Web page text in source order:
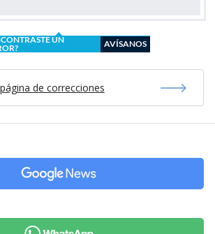
UN
AVÍSANOS
de correcciones